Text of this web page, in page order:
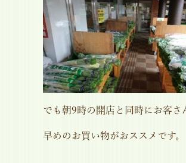
でも朝9時の開店と同時にお客
早めのお買い物がおススメです。